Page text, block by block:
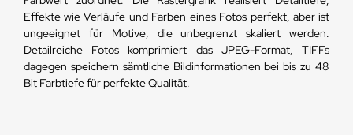
Effekte wie Verläufe und Farben eines Fotos perfekt, aber ist
ungeeignet für Motive, die unbegrenzt skaliert werden.
Detailreiche Fotos komprimiert das JPEG-Format, TIFFs
dagegen speichern sämtliche Bildinformationen bei bis zu 48
Bit Farbtiefe für perfekte Qualität.